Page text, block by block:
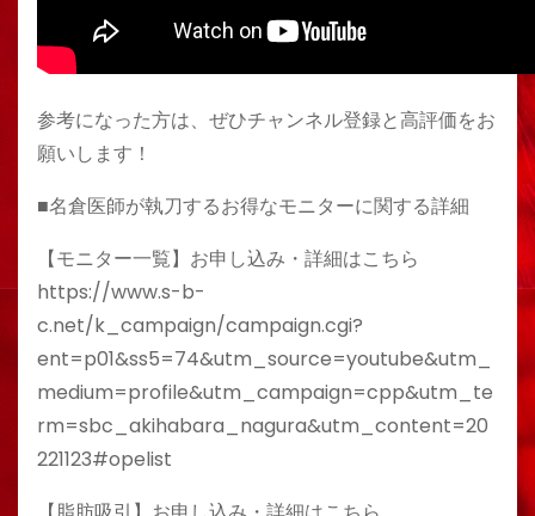
参考になった方は、ぜひチャンネル登録と高評価をお
願いします！
■名倉医師が執刀するお得なモニターに関する詳細
【モニター一覧】お申し込み・詳細はこちら
https://www.s-b-
c.net/k_campaign/campaign.cgi?
ent=p01&ss5=74&utm_source=youtube&utm_
medium=profile&utm_campaign=cpp&utm_te
rm=sbc_akihabara_nagura&utm_content=20
221123#opelist